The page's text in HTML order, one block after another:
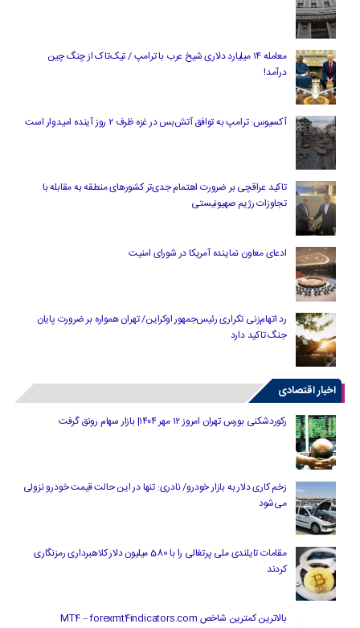
معامله ۱۴ میلیارد دلاری شیخ عرب با ترامپ / تیک‌تاک از چنگ چین
درآمد!
آکسیوس: ترامپ به توافق آتش‌بس در غزه ظرف ۲ روز آینده امیدوار است
تاکید عراقچی بر ضرورت اهتمام جدی‌تر کشورهای منطقه به مقابله با
تجاوزات رژیم صهیونیستی
ادعای معاون نماینده آمریکا در شورای امنیت
رد اتهام‌زنی تکراری رئیس‌جمهور اوکراین/ تهران همواره بر ضرورت پایان
جنگ تاکید دارد
اخبار اقتصادی
رکوردشکنی بورس تهران امروز ۱۲ مهر ۱۴۰۴| بازار سهام رونق گرفت
زخم کاری دلار به بازار خودرو/ نادری: تنها در این حالت قیمت خودرو نزولی
می‌شود
مقامات تایلندی ملی پرتغالی را با 580 میلیون دلار کلاهبرداری رمزنگاری
کردند
بالاترین کمترین شاخص MT4 – forexmt4indicators.com